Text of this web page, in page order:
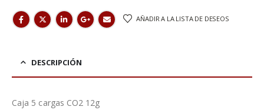
AÑADIR A LA LISTA DE DESEOS
DESCRIPCIÓN
Caja 5 cargas CO2 12g